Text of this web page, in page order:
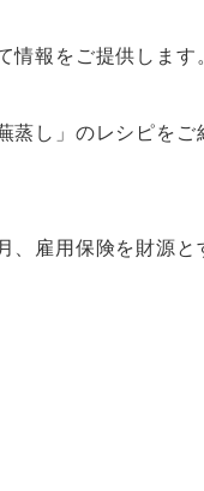
報をご提供します。
蒸し」のレシピをご
、雇用保険を財源